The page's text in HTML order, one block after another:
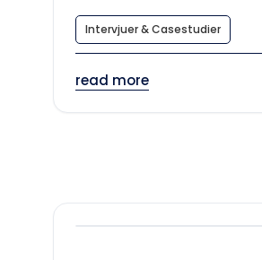
Intervjuer & Casestudier
read more